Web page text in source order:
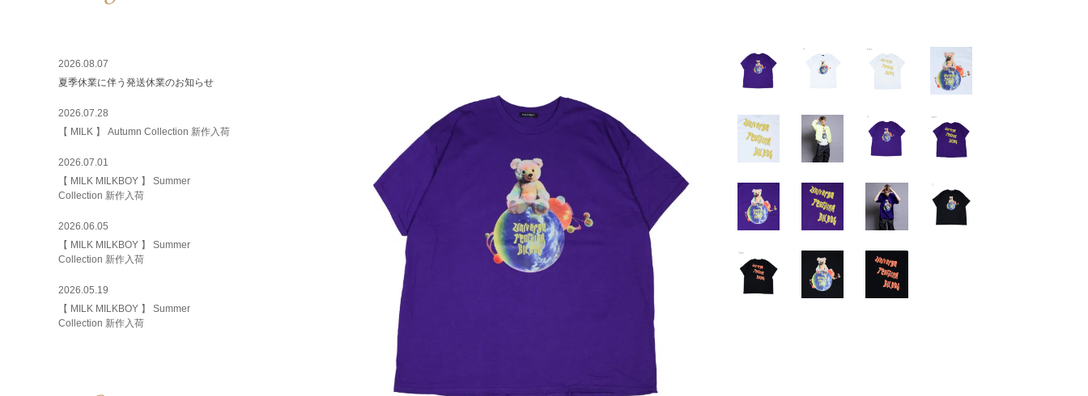
2026.08.07
夏季休業に伴う発送休業のお知らせ
2026.07.28
【 MILK 】 Autumn Collection 新作入荷
2026.07.01
【 MILK MILKBOY 】 Summer
Collection 新作入荷
2026.06.05
【 MILK MILKBOY 】 Summer
Collection 新作入荷
2026.05.19
【 MILK MILKBOY 】 Summer
Collection 新作入荷